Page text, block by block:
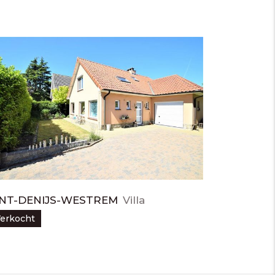
DENIJS-WESTREM Villa